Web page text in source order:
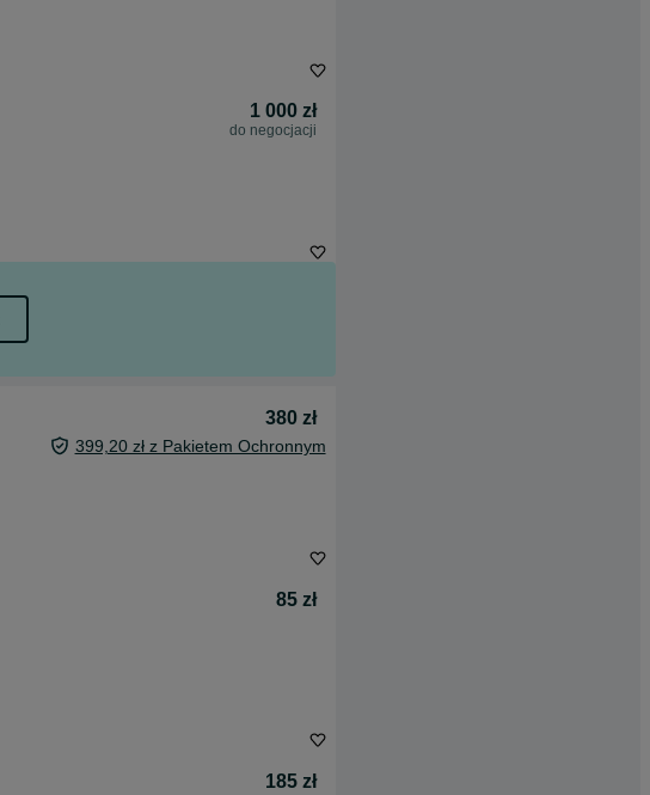
1 000 zł
do negocjacji
380 zł
399,20 zł z Pakietem Ochronnym
85 zł
185 zł